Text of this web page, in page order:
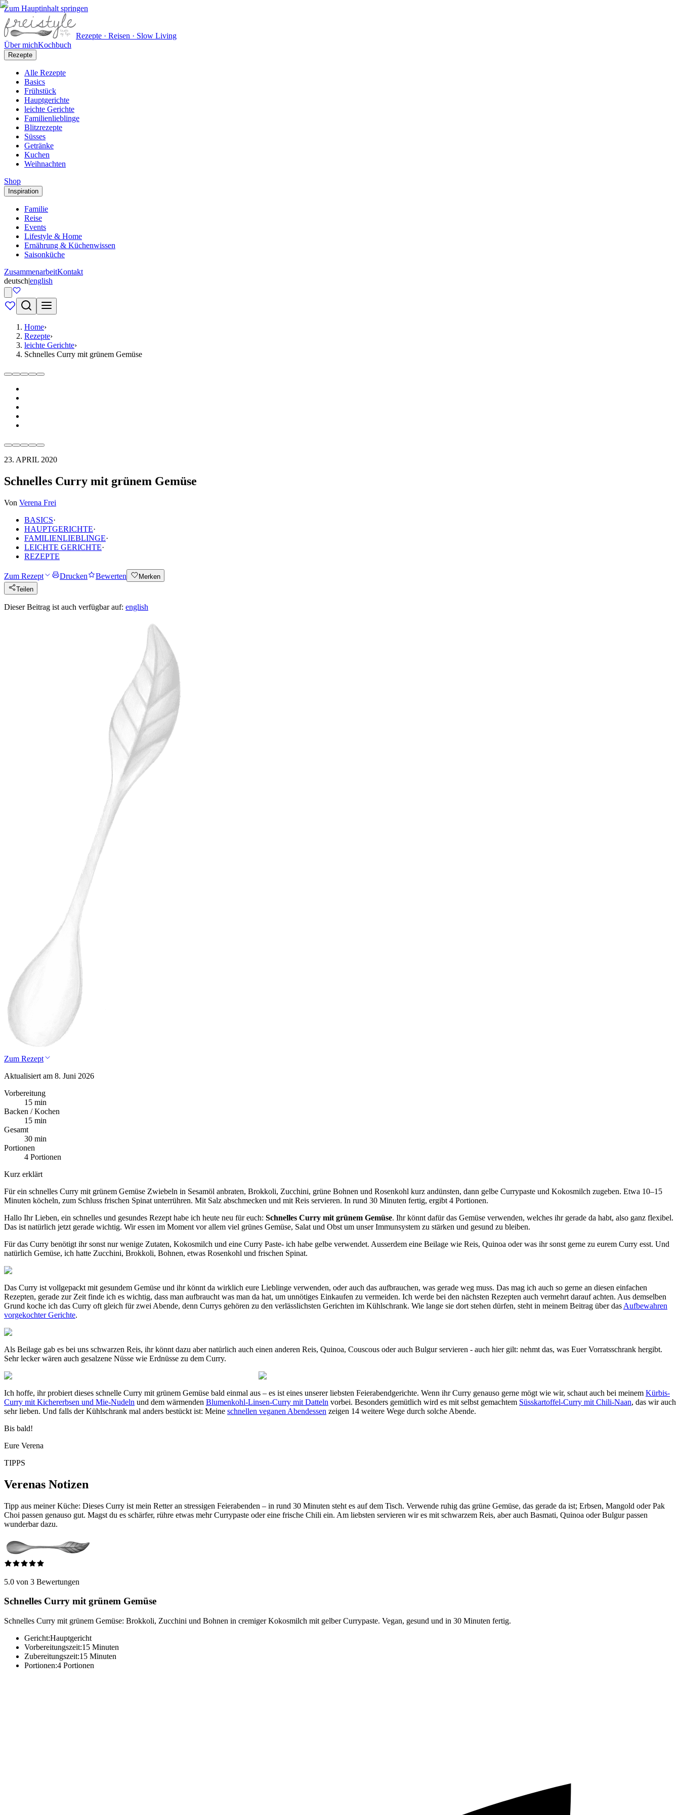
Zum Hauptinhalt springen
Rezepte · Reisen · Slow Living
Über michKochbuch
Rezepte
Alle Rezepte
Basics
Frühstück
Hauptgerichte
leichte Gerichte
Familienlieblinge
Blitzrezepte
Süsses
Getränke
Kuchen
Weihnachten
Shop
Inspiration
Familie
Reise
Events
Lifestyle & Home
Ernährung & Küchenwissen
Saisonküche
ZusammenarbeitKontakt
deutsch|english
Home›
Rezepte›
leichte Gerichte›
Schnelles Curry mit grünem Gemüse
23. APRIL 2020
Schnelles Curry mit grünem Gemüse
Von Verena Frei
BASICS·
HAUPTGERICHTE·
FAMILIENLIEBLINGE·
LEICHTE GERICHTE·
REZEPTE
Zum Rezept Drucken Bewerten
Merken
Teilen
Dieser Beitrag ist auch verfügbar auf: english
Zum Rezept
Aktualisiert am 8. Juni 2026
Vorbereitung
15 min
Backen / Kochen
15 min
Gesamt
30 min
Portionen
4 Portionen
Kurz erklärt
Für ein schnelles Curry mit grünem Gemüse Zwiebeln in Sesamöl anbraten, Brokkoli, Zucchini, grüne Bohnen und Rosenkohl kurz andünsten, dann gelbe Currypaste und Kokosmilch zugeben. Etwa 10–15
Minuten köcheln, zum Schluss frischen Spinat unterrühren. Mit Salz abschmecken und mit Reis servieren. In rund 30 Minuten fertig, ergibt 4 Portionen.
Hallo Ihr Lieben, ein schnelles und gesundes Rezept habe ich heute neu für euch: Schnelles Curry mit grünem Gemüse. Ihr könnt dafür das Gemüse verwenden, welches ihr gerade da habt, also ganz flexibel.
Das ist natürlich jetzt gerade wichtig. Wir essen im Moment vor allem viel grünes Gemüse, Salat und Obst um unser Immunsystem zu stärken und gesund zu bleiben.
Für das Curry benötigt ihr sonst nur wenige Zutaten, Kokosmilch und eine Curry Paste- ich habe gelbe verwendet. Ausserdem eine Beilage wie Reis, Quinoa oder was ihr sonst gerne zu eurem Curry esst. Und
natürlich Gemüse, ich hatte Zucchini, Brokkoli, Bohnen, etwas Rosenkohl und frischen Spinat.
Das Curry ist vollgepackt mit gesundem Gemüse und ihr könnt da wirklich eure Lieblinge verwenden, oder auch das aufbrauchen, was gerade weg muss. Das mag ich auch so gerne an diesen einfachen
Rezepten, gerade zur Zeit finde ich es wichtig, dass man aufbraucht was man da hat, um unnötiges Einkaufen zu vermeiden. Ich werde bei den nächsten Rezepten auch vermehrt darauf achten. Aus demselben
Grund koche ich das Curry oft gleich für zwei Abende, denn Currys gehören zu den verlässlichsten Gerichten im Kühlschrank. Wie lange sie dort stehen dürfen, steht in meinem Beitrag über das Aufbewahren
vorgekochter Gerichte.
Als Beilage gab es bei uns schwarzen Reis, ihr könnt dazu aber natürlich auch einen anderen Reis, Quinoa, Couscous oder auch Bulgur servieren - auch hier gilt: nehmt das, was Euer Vorratsschrank hergibt.
Sehr lecker wären auch gesalzene Nüsse wie Erdnüsse zu dem Curry.
Ich hoffe, ihr probiert dieses schnelle Curry mit grünem Gemüse bald einmal aus – es ist eines unserer liebsten Feierabendgerichte. Wenn ihr Curry genauso gerne mögt wie wir, schaut auch bei meinem Kürbis-
Curry mit Kichererbsen und Mie-Nudeln und dem wärmenden Blumenkohl-Linsen-Curry mit Datteln vorbei. Besonders gemütlich wird es mit selbst gemachtem Süsskartoffel-Curry mit Chili-Naan, das wir auch
sehr lieben. Und falls der Kühlschrank mal anders bestückt ist: Meine schnellen veganen Abendessen zeigen 14 weitere Wege durch solche Abende.
Bis bald!
Eure Verena
TIPPS
Verenas Notizen
Tipp aus meiner Küche: Dieses Curry ist mein Retter an stressigen Feierabenden – in rund 30 Minuten steht es auf dem Tisch. Verwende ruhig das grüne Gemüse, das gerade da ist; Erbsen, Mangold oder Pak
Choi passen genauso gut. Magst du es schärfer, rühre etwas mehr Currypaste oder eine frische Chili ein. Am liebsten servieren wir es mit schwarzem Reis, aber auch Basmati, Quinoa oder Bulgur passen
wunderbar dazu.
5.0 von 3 Bewertungen
Schnelles Curry mit grünem Gemüse
Schnelles Curry mit grünem Gemüse: Brokkoli, Zucchini und Bohnen in cremiger Kokosmilch mit gelber Currypaste. Vegan, gesund und in 30 Minuten fertig.
Gericht:Hauptgericht
Vorbereitungszeit:15 Minuten
Zubereitungszeit:15 Minuten
Portionen:4 Portionen